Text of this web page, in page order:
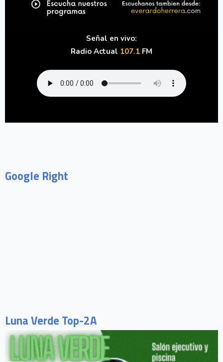
Señal en vivo:
Radio Actual 107.1 FM
Google Right
Luna Verde Top-2A